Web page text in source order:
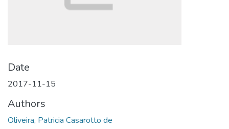
Date
2017-11-15
Authors
Oliveira, Patricia Casarotto de